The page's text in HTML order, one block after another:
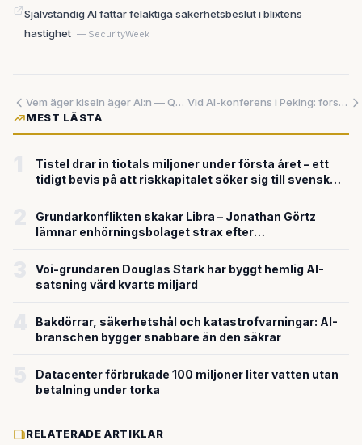
Självständig AI fattar felaktiga säkerhetsbeslut i blixtens
hastighet — SecurityWeek
Vem äger kiseln äger AI:n — Qualcomm, OpenAI och NVIDIA slåss om hårdvarans framtid
Vid AI-konferens i Peking: forskare från öst och väst eniga – riskerna med artificiell intelligens känner inga gränser
MEST LÄSTA
Tistel drar in tiotals miljoner under första året – ett
tidigt bevis på att riskkapitalet söker sig till svensk
Grundarkonflikten skakar Libra – Jonathan Görtz
lämnar enhörningsbolaget strax efter
Voi-grundaren Douglas Stark har byggt hemlig AI-
satsning värd kvarts miljard
Bakdörrar, säkerhetshål och katastrofvarningar: AI-
branschen bygger snabbare än den säkrar
Datacenter förbrukade 100 miljoner liter vatten utan
betalning under torka
RELATERADE ARTIKLAR